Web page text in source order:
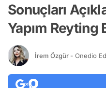
Sonuçları
Yapım
İrem Özgür - Onedio